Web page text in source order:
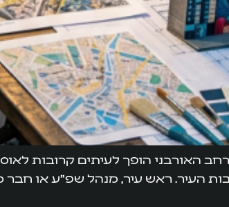
האורבני הופך לעיתים קרובות
העיר. ראש עיר, מנהל שפ"ע או חבר